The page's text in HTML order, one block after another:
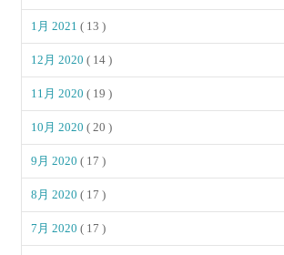
1月 2021( 13 )
12月 2020( 14 )
11月 2020( 19 )
10月 2020( 20 )
9月 2020( 17 )
8月 2020( 17 )
7月 2020( 17 )